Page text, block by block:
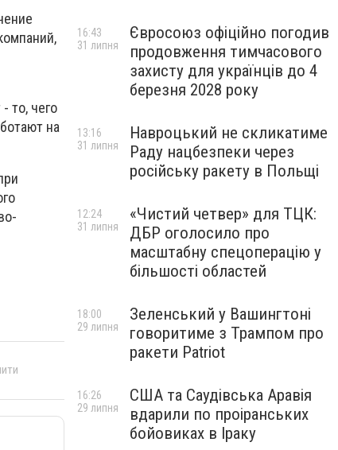
то, чего
на
Євросоюз офіційно погодив
продовження тимчасового
захисту для українців до 4
березня 2028 року
16:43
31 липня
Навроцький не скликатиме
Раду нацбезпеки через
російську ракету в Польщі
13:16
31 липня
«Чистий четвер» для ТЦК:
ДБР оголосило про
масштабну спецоперацію у
більшості областей
12:24
31 липня
Зеленський у Вашингтоні
говоритиме з Трампом про
ракети Patriot
18:00
29 липня
США та Саудівська Аравія
вдарили по проіранських
бойовиках в Іраку
16:26
29 липня